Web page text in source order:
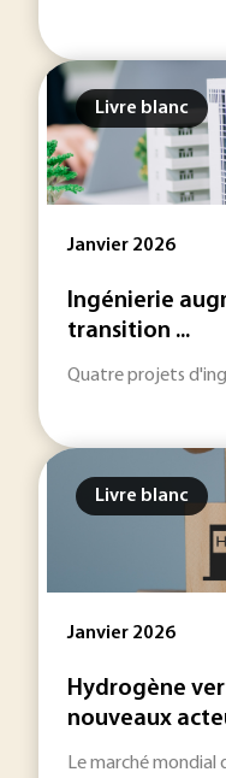
Livre blanc
Janvier 2026
Ingénierie
transition ...
Quatre projets
Livre blanc
Janvier 2026
Hydrogène
nouveaux
Le marché mondial